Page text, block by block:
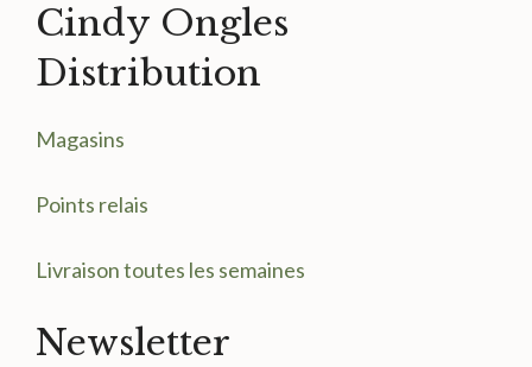
Cindy Ongles
Distribution
Magasins
Points relais
Livraison toutes les semaines
Newsletter